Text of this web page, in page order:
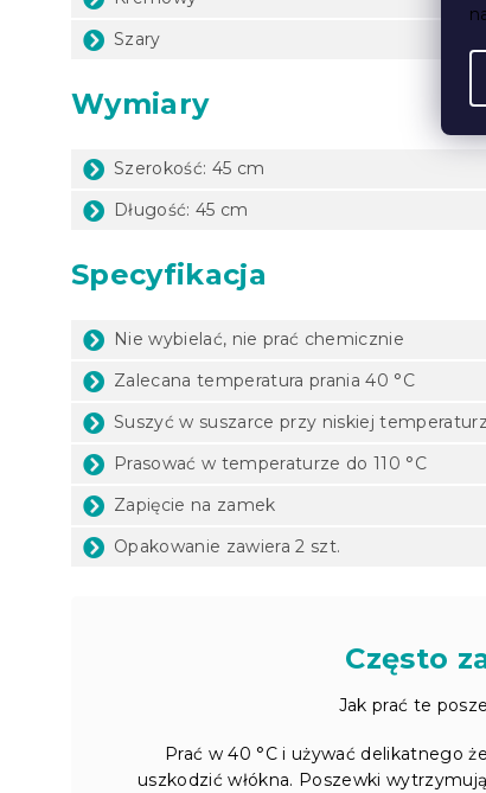
Szary
Wymiary
Szerokość: 45 cm
Długość: 45 cm
Specyfikacja
Nie wybielać, nie prać chemicznie
Zalecana temperatura prania 40 °C
Suszyć w suszarce przy niskiej
Prasować w temperaturze do 110 °C
Zapięcie na zamek
Opakowanie zawiera 2 szt.
Często
Jak prać te
Prać w 40 °C i używać delikatnego
uszkodzić włókna. Poszewki